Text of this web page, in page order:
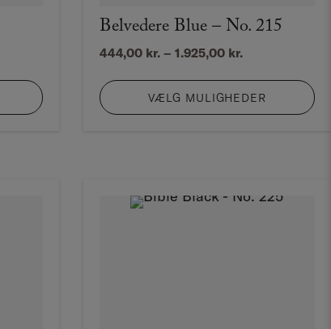
kr.
Belvedere Blue – No. 215
444,00 kr. – 1.925,00 kr.Prisinterval:
1.925,00 kr.
VÆLG MULIGHEDER